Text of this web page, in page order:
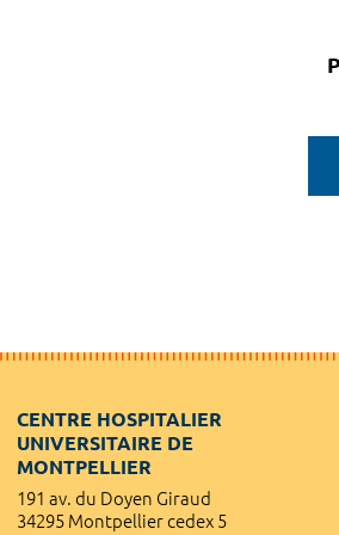
CENTRE HOSPITALIER
UNIVERSITAIRE DE
MONTPELLIER
191 av. du Doyen Giraud
34295 Montpellier cedex 5